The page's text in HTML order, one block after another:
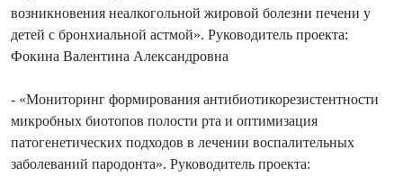
возникновения неалкогольной жировой болезни печени у
детей с бронхиальной астмой». Руководитель проекта:
Фокина Валентина Александровна
- «Мониторинг формирования антибиотикорезистентности
микробных биотопов полости рта и оптимизация
патогенетических подходов в лечении воспалительных
заболеваний пародонта». Руководитель проекта: